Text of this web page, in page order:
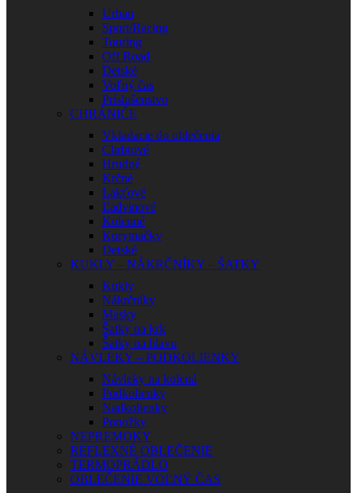
Urban
Sport/Racing
Touring
Off Road
Detské
Voľný čas
Príslušenstvo
CHRÁNIČE
Vkladacie do oblečenia
Chrbtové
Hrudné
Krčné
Lakťové
Ľadvinové
Kolenné
Korytnačky
Detské
KUKLY – NÁKRČNÍKY – ŠATKY
Kukly
Nákrčníky
Masky
Šatky na krk
Šatky na hlavu
NÁVLEKY – PODKOLIENKY
Návleky na kolená
Podkolienky
Nadkolienky
Ponožky
NEPREMOKY
REFLEXNÉ OBLEČENIE
TERMOPRÁDLO
OBLEČENIE VOĽNÝ ČAS